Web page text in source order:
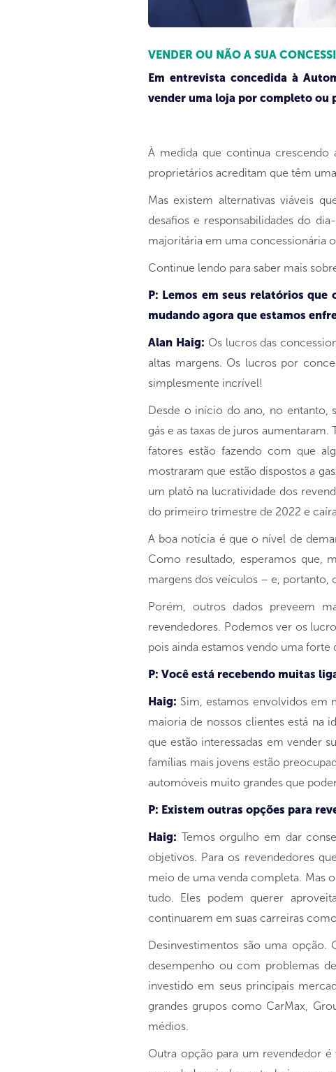
VENDER OU NÃO A SUA
Em entrevista concedida à
vender uma loja por completo ou
À medida que continua crescendo
proprietários acreditam que têm
Mas existem alternativas viáveis
desafios e responsabilidades do
majoritária em uma concessionária
Continue lendo para saber mais
P: Lemos em seus relatórios
mudando agora que estamos
Alan Haig: Os lucros das
altas margens. Os lucros por
simplesmente incrível!
Desde o início do ano, no entanto,
gás e as taxas de juros
fatores estão fazendo com que
mostraram que estão dispostos a
um platô na lucratividade dos
do primeiro trimestre de 2022 e
A boa notícia é que o nível de
Como resultado, esperamos que,
margens dos veículos – e, portanto,
Porém, outros dados preveem
revendedores. Podemos ver os
pois ainda estamos vendo uma
P: Você está recebendo muitas
Haig: Sim, estamos envolvidos em
maioria de nossos clientes está na
que estão interessadas em vender
famílias mais jovens estão
automóveis muito grandes que
P: Existem outras opções para
Haig: Temos orgulho em dar
objetivos. Para os revendedores
meio de uma venda completa. Mas
tudo. Eles podem querer
continuarem em suas carreiras
Desinvestimentos são uma
desempenho ou com problemas
investido em seus principais
grandes grupos como CarMax,
médios.
Outra opção para um revendedor